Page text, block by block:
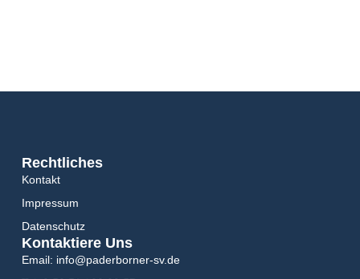
Rechtliches
Kontakt
Impressum
Datenschutz
Kontaktiere Uns
Email: info@paderborner-sv.de